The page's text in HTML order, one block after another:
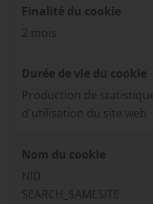
Finalité du cookie
2 mois
Durée de vie du cookie
Production de
d'utilisation du site web
Nom du cookie
NID
SEARCH_SAMESITE